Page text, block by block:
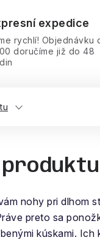
expedice
rychlí! Objednávku
doručíme již do 48
produktu
nohy pri dlhom
preto sa
kúskami. Ich